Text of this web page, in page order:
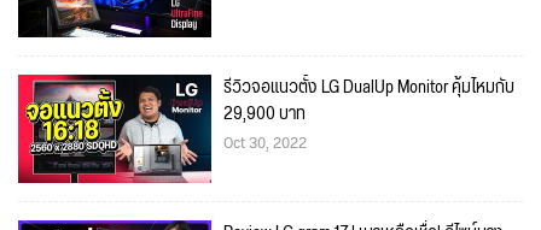
รีวิวจอแนวตั้ง LG DualUp Monitor คุ้มไหมกับ
29,900 บาท
Oct 30, 2022